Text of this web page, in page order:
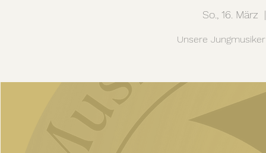
So., 16. März
Unsere